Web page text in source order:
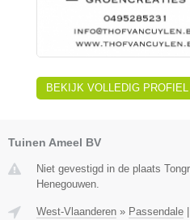
BEKIJK VOLLEDIG PROFIEL
Tuinen Ameel BV
Niet gevestigd in de plaats
Henegouwen.
West-Vlaanderen » Passendale